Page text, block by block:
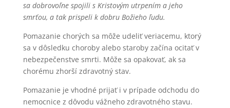
sa dobrovoľne spojili s Kristovým utrpením a jeho
smrťou, a tak prispeli k dobru Božieho ľudu.
Pomazanie chorých sa môže udeliť veriacemu, ktorý
sa v dôsledku choroby alebo staroby začína ocitať v
nebezpečenstve smrti. Môže sa opakovať, ak sa
chorému zhorší zdravotný stav.
Pomazanie je vhodné prijať i v prípade odchodu do
nemocnice z dôvodu vážneho zdravotného stavu.